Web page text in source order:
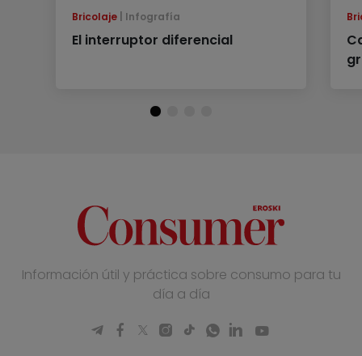
Bricolaje Infografía
El interruptor diferencial
Información útil y práctica sobre consumo para tu
día a día